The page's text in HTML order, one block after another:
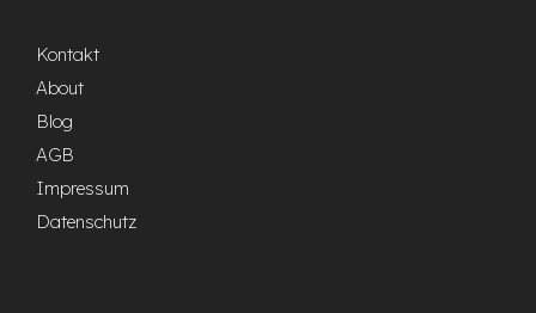
Kontakt
About
Blog
AGB
Impressum
Datenschutz